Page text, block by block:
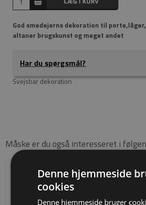
God smedejerns dekoration til
altaner brugskunst og meget andet
Har du spørgsmål?
Svejsbar dekoration
Måske er du også interesseret i
Denne hjemmeside
cookies
Denne hjemmeside bruger